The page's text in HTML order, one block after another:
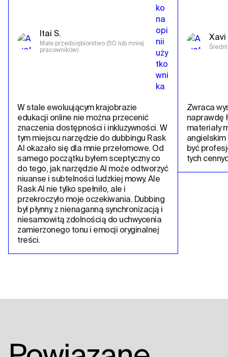
Itai S.
Małe przedsiębiorstwo (50 lub mniej
pracowników)
W stale ewoluującym krajobrazie
edukacji online nie można przecenić
znaczenia dostępności i inkluzywności. W
tym miejscu narzędzie do dubbingu Rask
AI okazało się dla mnie przełomowe. Od
samego początku byłem sceptyczny co
do tego, jak narzędzie AI może odtworzyć
niuanse i subtelności ludzkiej mowy. Ale
Rask AI nie tylko spełniło, ale i
przekroczyło moje oczekiwania. Dubbing
był płynny, z nienaganną synchronizacją i
niesamowitą zdolnością do uchwycenia
zamierzonego tonu i emocji oryginalnej
treści.
Xavi
Zwraca
naprawdę
materiały
być
tych